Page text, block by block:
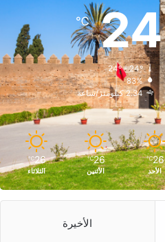
24
℃
24º - 24º
83%
2.34 كيلومتر/ساعة
26
℃
الأحد
26
℃
الأثنين
26
℃
الثلاثاء
الأخيرة